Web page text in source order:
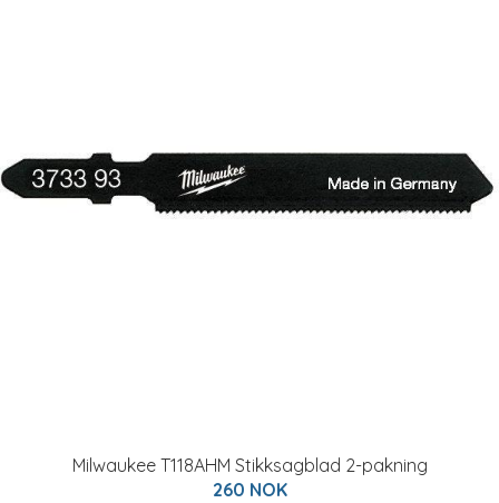
Milwaukee T118AHM Stikksagblad 2-pakning
260 NOK